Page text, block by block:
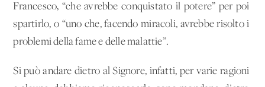
Francesco, “che avrebbe conquistato il potere” per poi
spartirlo, o “uno che, facendo miracoli, avrebbe risolto i
problemi della fame e delle malattie”.
Si può andare dietro al Signore, infatti, per varie ragioni